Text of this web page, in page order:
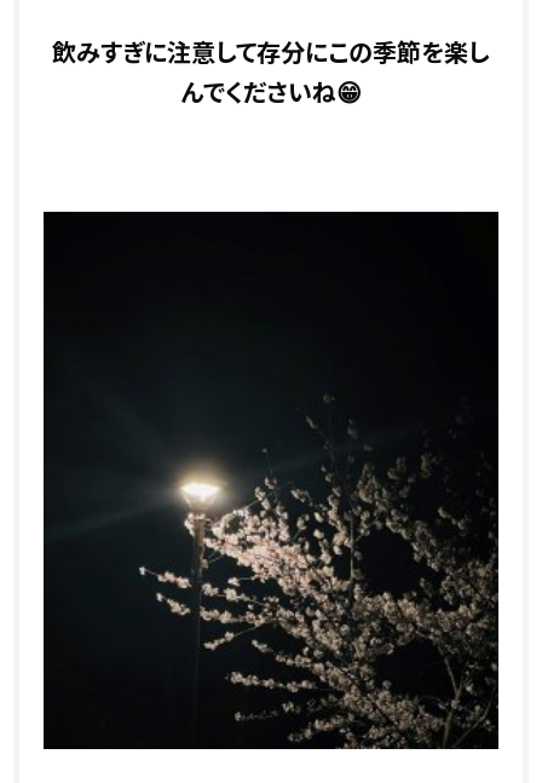
飲みすぎに注意して存分にこの季節を楽し
んでくださいね😁